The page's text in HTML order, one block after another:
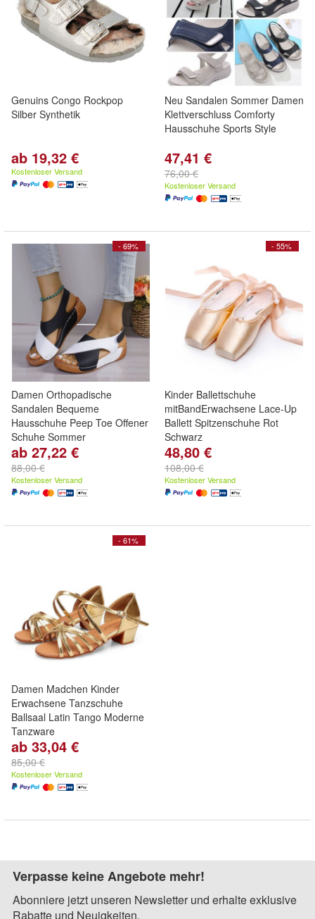
Genuins Congo Rockpop
Silber Synthetik
ab 19,32 €
Kostenloser Versand
Neu Sandalen Sommer Damen
Klettverschluss Comforty
Hausschuhe Sports Style
47,41 €
76,00 €
Kostenloser Versand
- 69%
Damen Orthopadische
Sandalen Bequeme
Hausschuhe Peep Toe Offener
Schuhe Sommer
ab 27,22 €
88,00 €
Kostenloser Versand
- 55%
Kinder Ballettschuhe
mitBandErwachsene Lace-Up
Ballett Spitzenschuhe Rot
Schwarz
48,80 €
108,00 €
Kostenloser Versand
- 61%
Damen Madchen Kinder
Erwachsene Tanzschuhe
Ballsaal Latin Tango Moderne
Tanzware
ab 33,04 €
85,00 €
Kostenloser Versand
Verpasse keine Angebote mehr!
Abonniere jetzt unseren Newsletter und erhalte exklusive
Rabatte und Neuigkeiten.